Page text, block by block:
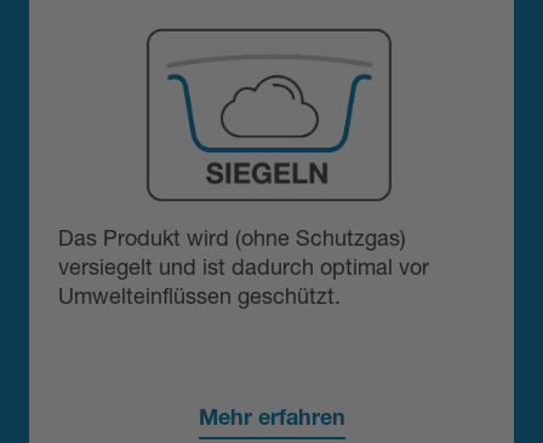
Das Produkt wird (ohne Schutzgas)
versiegelt und ist dadurch optimal vor
Umwelteinflüssen geschützt.
Mehr erfahren